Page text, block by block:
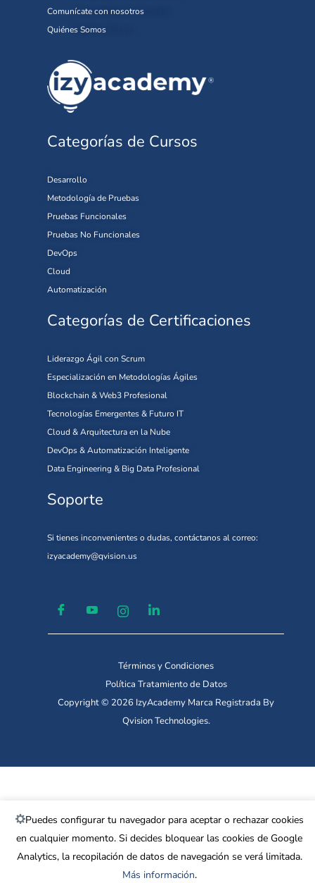
Comunícate con nosotros
Quiénes Somos
Categorías de Cursos
Desarrollo
Metodología de Pruebas
Pruebas Funcionales
Pruebas No Funcionales
DevOps
Cloud
Automatización
Categorías de Certificaciones
Liderazgo Ágil con Scrum
Especialización en Metodologías Ágiles
Blockchain & Web3 Profesional
Tecnologías Emergentes & Futuro IT
Cloud & Arquitectura en la Nube
DevOps & Automatización Inteligente
Data Engineering & Big Data Profesional
Soporte
Si tienes inconvenientes o dudas, contáctanos al correo:
izyacademy@qvision.us
Términos y Condiciones
Política Tratamiento de Datos
Copyright © 2026 IzyAcademy Marca Registrada By
Qvision Technologies.
Puedes configurar tu navegador para aceptar o rechazar cookies
en cualquier momento. Si decides bloquear las cookies de Google
Analytics, la recopilación de datos de navegación se verá limitada.
Más información.